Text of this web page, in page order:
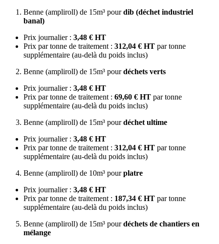
Benne (ampliroll) de 15m³ pourdib (déchet industriel
banal)
Prix journalier : 3,48 € HT
Prix par tonne de traitement : 312,04 € HT par tonne
supplémentaire (au-delà du poids inclus)
Benne (ampliroll) de 15m³ pourdéchets verts
Prix journalier : 3,48 € HT
Prix par tonne de traitement : 69,60 € HT par tonne
supplémentaire (au-delà du poids inclus)
Benne (ampliroll) de 15m³ pourdéchet ultime
Prix journalier : 3,48 € HT
Prix par tonne de traitement : 312,04 € HT par tonne
supplémentaire (au-delà du poids inclus)
Benne (ampliroll) de 10m³ pourplatre
Prix journalier : 3,48 € HT
Prix par tonne de traitement : 187,34 € HT par tonne
supplémentaire (au-delà du poids inclus)
Benne (ampliroll) de 15m³ pourdéchets de chantiers en
mélange